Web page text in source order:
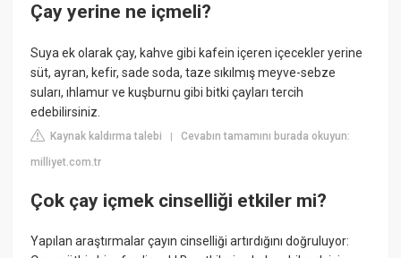
Çay yerine ne içmeli?
Suya ek olarak çay, kahve gibi kafein içeren içecekler yerine
süt, ayran, kefir, sade soda, taze sıkılmış meyve-sebze
suları, ıhlamur ve kuşburnu gibi bitki çayları tercih
edebilirsiniz.
Kaynak kaldırma talebi |Cevabın tamamını burada okuyun:
milliyet.com.tr
Çok çay içmek cinselliği etkiler mi?
Yapılan araştırmalar çayın cinselliği artırdığını doğruluyor: